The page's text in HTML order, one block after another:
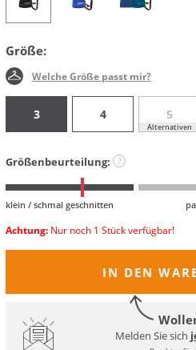
Größe:
Welche Größe passt mir?
3 4 5
Alternativen
Größenbeurteilung: ?
klein / schmal geschnitten
Achtung: Nur noch 1 Stück verfügbar!
IN DEN
Melden Sie sich